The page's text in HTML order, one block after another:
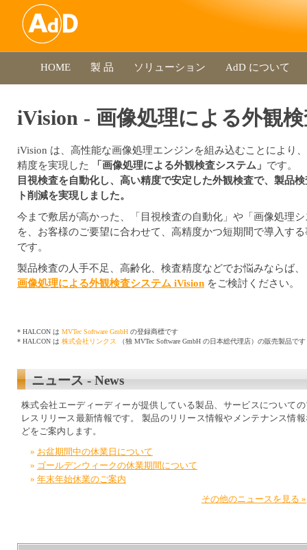
HOME 製 品 ソリューション AdD について
iVision - 画像処理による外観
iVision は、高性能な画像処理エンジンを組み込むことにより
精度を実現した
「画像処理による外観検査システム」 です。
目視検査を自動化し、高い精度で安定した外観検査で、製品
ト削減を実現しました。
今まで敷居が高かった、「目視検査の自動化」や「画像処理
を、お客様のご要望に合わせて、高精度かつ短期間で導入す
です。
製品検査の人手不足、高齢化、検査精度などでお悩みならば、
画像処理による外観検査システム iVision をご検討ください。
* HALCON は MVTec Software GmbH の登録商標です
* HALCON は 株式会社リンクス （独 MVTec Software GmbH の日本総代理店）の販売製品です
ニュース - News
株式会社エーディーディーが提供している製品、サービスについての
レスリリース最新情報です。 製品のリリース情報やメンテナンス情
どをご案内します。
お盆期間中の休業日について
ゴールデンウィークの休業期間について
年末年始休業のご案内
その他のニュースを見る »